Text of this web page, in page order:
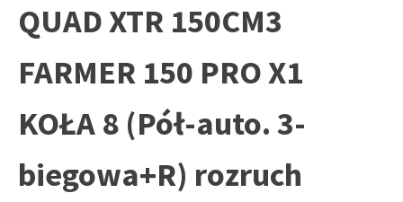
QUAD XTR 150CM3
FARMER 150 PRO X1
KOŁA 8 (Pół-auto. 3-
biegowa+R) rozruch